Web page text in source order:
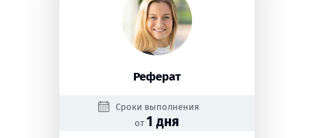
Реферат
Сроки выполнения
от 1 дня